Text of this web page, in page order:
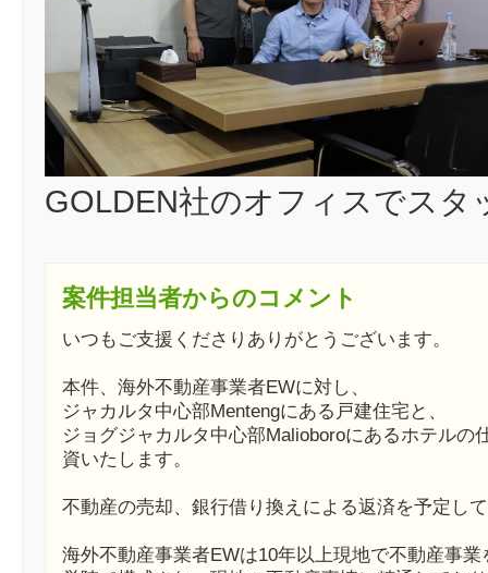
GOLDEN社のオフィスでスタ
案件担当者からのコメント
いつもご支援くださりありがとうございます。
本件、海外不動産事業者EWに対し、
ジャカルタ中心部Mentengにある戸建住宅と、
ジョグジャカルタ中心部Malioboroにあるホテルの
資いたします。
不動産の売却、銀行借り換えによる返済を予定し
海外不動産事業者EWは10年以上現地で不動産事